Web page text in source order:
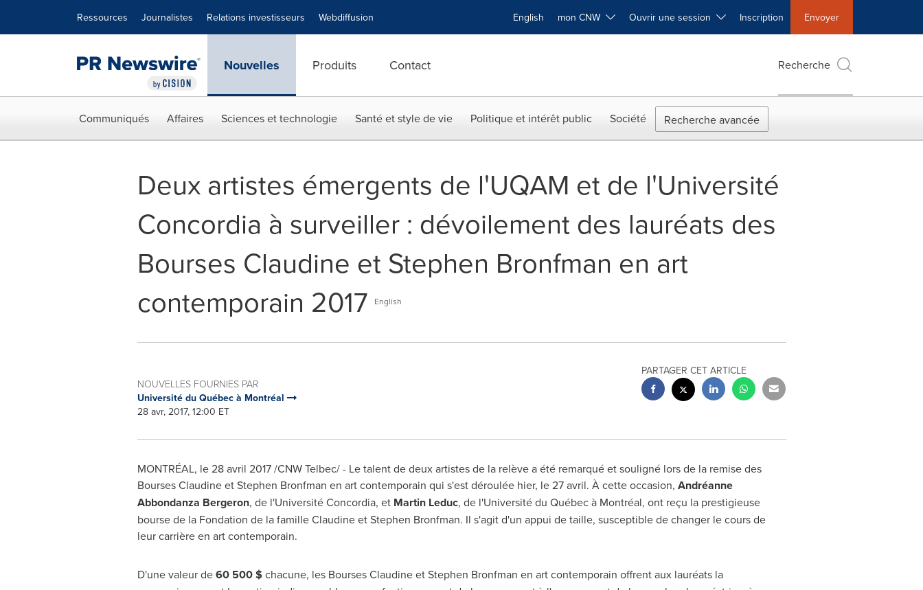
Ressources Journalistes Relations investisseurs Webdiffusion English mon CNW Ouvrir une session Inscription Envoyer
Nouvelles Produits Contact Recherche
Communiqués Affaires Sciences et technologie Santé et style de vie Politique et intérêt public Société Recherche avancée
Deux artistes émergents de l'UQAM et de l'Université
Concordia à surveiller : dévoilement des lauréats des
Bourses Claudine et Stephen Bronfman en art
contemporain 2017
English
NOUVELLES FOURNIES PAR
Université du Québec à Montréal
28 avr, 2017, 12:00 ET
PARTAGER CET ARTICLE
MONTRÉAL, le 28 avril 2017 /CNW Telbec/ - Le talent de deux artistes de la relève a été remarqué et souligné lors de la remise des
Bourses Claudine etStephen Bronfman en art contemporain qui s'est déroulée hier, le 27 avril. À cette occasion, Andréanne
Abbondanza Bergeron, de l'Université Concordia, et Martin Leduc, de l'Université du Québec à Montréal, ont reçu la prestigieuse
bourse de la Fondation de la famille Claudine etStephen Bronfman. Il s'agit d'un appui de taille, susceptible de changer le cours de
leur carrière en art contemporain.
D'une valeur de60 500 $chacune, les Bourses Claudine etStephen Bronfman en art contemporain offrent aux lauréats la